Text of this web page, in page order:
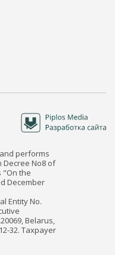
performs
No8 of
"On the
December
Entity No.
Belarus,
32. Taxpayer